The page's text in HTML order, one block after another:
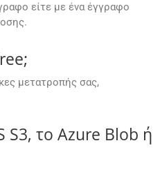
είτε με ένα έγγραφο
μετατροπής σας,
S3, το Azure Blob ή